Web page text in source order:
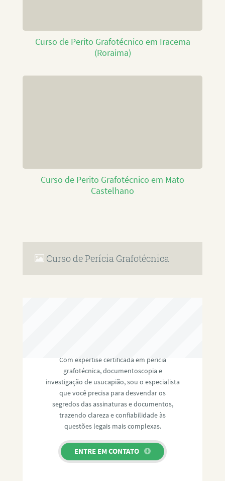
Curso de Perito Grafotécnico em Iracema
(Roraima)
Curso de Perito Grafotécnico em Mato
Castelhano
Curso de Perícia Grafotécnica
Com expertise certificada em perícia
grafotécnica, documentoscopia e
investigação de usucapião, sou o especialista
que você precisa para desvendar os
segredos das assinaturas e documentos,
trazendo clareza e confiabilidade às
questões legais mais complexas.
ENTRE EM CONTATO